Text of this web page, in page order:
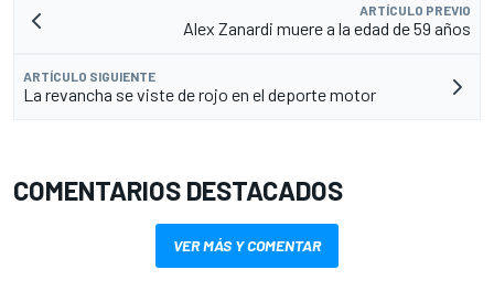
ARTÍCULO PREVIO
Alex Zanardi muere a la edad de 59 años
ARTÍCULO SIGUIENTE
La revancha se viste de rojo en el deporte motor
COMENTARIOS DESTACADOS
VER MÁS Y COMENTAR